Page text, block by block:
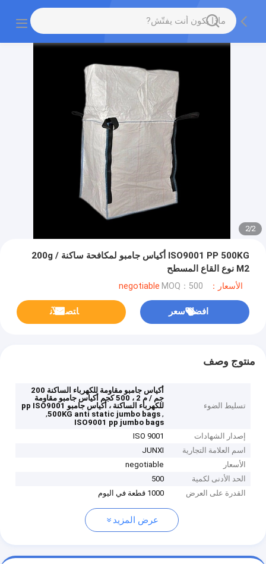
2
/
2
ISO9001 PP 500KG أكياس جامبو لمكافحة ساكنة 200g /
M2 نوع القاع المسطح
الأسعار：negotiable MOQ：500
افضل سعر ﺎﺘﺼﻟ ﺍﻶﻧ
منتوج وصف
تسليط الضوء
أكياس جامبو مقاومة للكهرباء الساكنة 200
جم / م 2 ، 500 كجم أكياس جامبو مقاومة
للكهرباء الساكنة ، أكياس جامبو pp ISO9001
,
500KG anti static jumbo bags
,
ISO9001 pp jumbo bags
إصدار الشهادات
ISO 9001
اسم العلامة التجارية
JUNXI
الأسعار
negotiable
الحد الأدنى لكمية
500
القدرة على العرض
1000 قطعة في اليوم
عرض المزيد